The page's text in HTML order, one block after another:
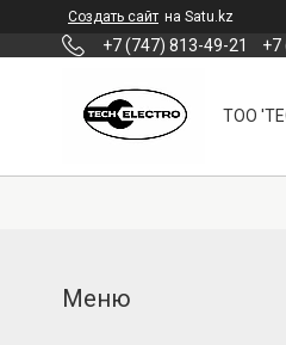
Создать сайт на Satu.kz
+7 (747) 813-49-21 +7
ТОО